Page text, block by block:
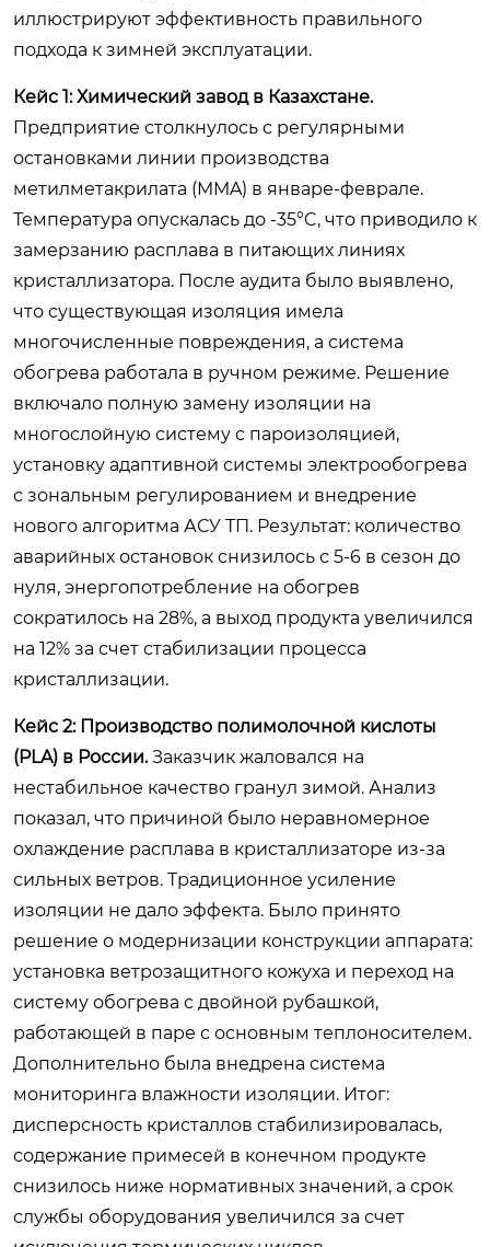
иллюстрируют эффективность правильного
подхода к зимней эксплуатации.
Кейс 1: Химический завод в Казахстане.
Предприятие столкнулось с регулярными
остановками линии производства
метилметакрилата (MMA) в январе-феврале.
Температура опускалась до -35°C, что приводило к
замерзанию расплава в питающих линиях
кристаллизатора. После аудита было выявлено,
что существующая изоляция имела
многочисленные повреждения, а система
обогрева работала в ручном режиме. Решение
включало полную замену изоляции на
многослойную систему с пароизоляцией,
установку адаптивной системы электрообогрева
с зональным регулированием и внедрение
нового алгоритма АСУ ТП. Результат: количество
аварийных остановок снизилось с 5-6 в сезон до
нуля, энергопотребление на обогрев
сократилось на 28%, а выход продукта увеличился
на 12% за счет стабилизации процесса
кристаллизации.
Кейс 2: Производство полимолочной кислоты
(PLA) в России.Заказчик жаловался на
нестабильное качество гранул зимой. Анализ
показал, что причиной было неравномерное
охлаждение расплава в кристаллизаторе из-за
сильных ветров. Традиционное усиление
изоляции не дало эффекта. Было принято
решение о модернизации конструкции аппарата:
установка ветрозащитного кожуха и переход на
систему обогрева с двойной рубашкой,
работающей в паре с основным теплоносителем.
Дополнительно была внедрена система
мониторинга влажности изоляции. Итог:
дисперсность кристаллов стабилизировалась,
содержание примесей в конечном продукте
снизилось ниже нормативных значений, а срок
службы оборудования увеличился за счет